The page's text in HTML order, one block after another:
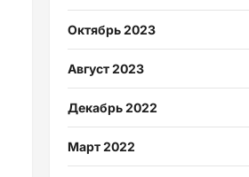
Октябрь 2023
Август 2023
Декабрь 2022
Март 2022